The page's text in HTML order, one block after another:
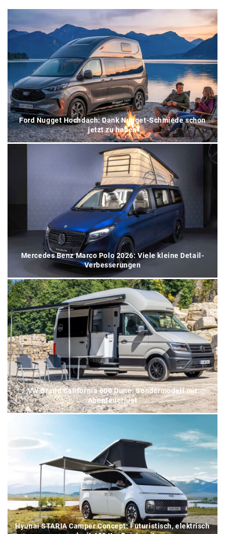
Ford Nugget Hochdach: Dank Nugget-Schmiede schon
jetzt zu haben
Mercedes Benz Marco Polo 2026: Viele kleine Detail-
Verbesserungen
VW Grand California 600 Dune: Sondermodell mit
Abenteuerlust
Hyunai STARIA Camper Concept: Futuristisch, elektrisch